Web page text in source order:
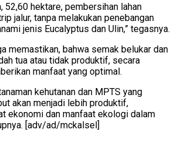
52,60 hektare, pembersihan lahan
jalur, tanpa melakukan penebangan
jenis Eucalyptus dan Ulin,” tegasnya.
memastikan, bahwa semak belukar dan
tua atau tidak produktif, secara
manfaat yang optimal.
kehutanan dan MPTS yang
akan menjadi lebih produktif,
ekonomi dan manfaat ekologi dalam
[adv/ad/mckalsel]